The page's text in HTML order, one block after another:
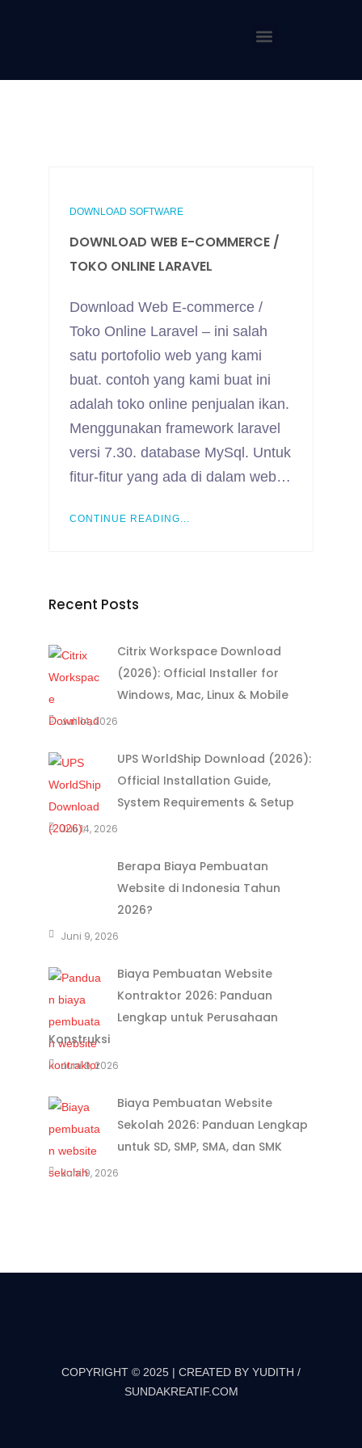
DOWNLOAD SOFTWARE
DOWNLOAD WEB E-COMMERCE /
TOKO ONLINE LARAVEL
Download Web E-commerce /
Toko Online Laravel – ini salah
satu portofolio web yang kami
buat. contoh yang kami buat ini
adalah toko online penjualan ikan.
Menggunakan framework laravel
versi 7.30. database MySql. Untuk
fitur-fitur yang ada di dalam web…
CONTINUE READING...
Recent Posts
Citrix Workspace Download
(2026): Official Installer for
Windows, Mac, Linux & Mobile
Juli 14, 2026
UPS WorldShip Download (2026):
Official Installation Guide,
System Requirements & Setup
Juli 14, 2026
Berapa Biaya Pembuatan
Website di Indonesia Tahun
2026?
Juni 9, 2026
Biaya Pembuatan Website
Kontraktor 2026: Panduan
Lengkap untuk Perusahaan
Konstruksi
Juni 9, 2026
Biaya Pembuatan Website
Sekolah 2026: Panduan Lengkap
untuk SD, SMP, SMA, dan SMK
Juni 9, 2026
COPYRIGHT © 2025 | CREATED BY YUDITH /
SUNDAKREATIF.COM